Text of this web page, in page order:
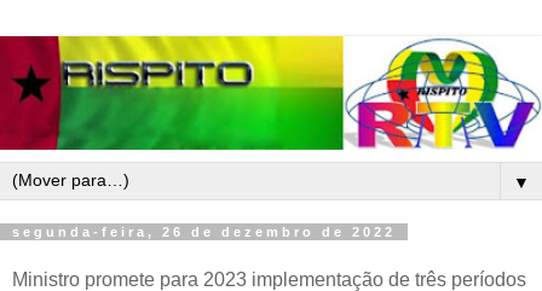
▼
segunda-feira, 26 de dezembro de 2022
Ministro promete para 2023 implementação de três períodos